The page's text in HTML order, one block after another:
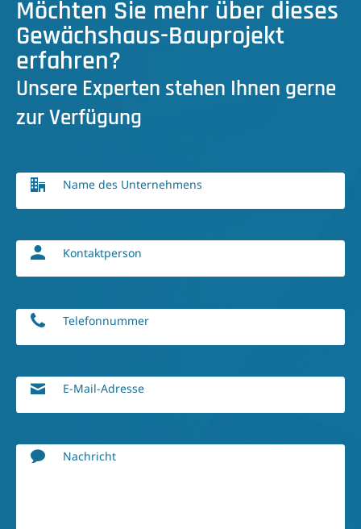
Möchten Sie mehr über dieses
Gewächshaus-Bauprojekt
erfahren?
Unsere Experten stehen Ihnen gerne
zur Verfügung
Name des Unternehmens
Kontaktperson
Telefonnummer
E-Mail-Adresse
Nachricht